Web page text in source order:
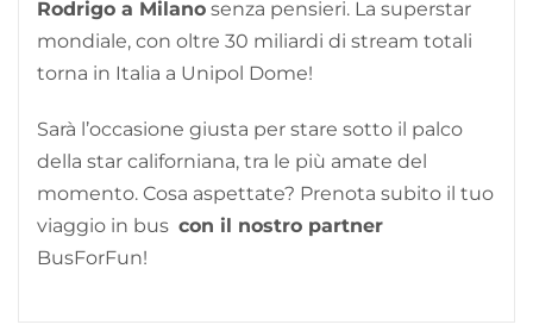
Rodrigo a Milano senza pensieri. La superstar
mondiale, con oltre 30 miliardi di stream totali
torna in Italia a Unipol Dome!
Sarà l’occasione giusta per stare sotto il palco
della star californiana, tra le più amate del
momento. Cosa aspettate? Prenota subito il tuo
viaggio in bus con il nostro partner
BusForFun!